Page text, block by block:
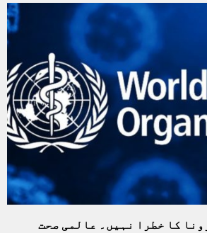
کا خطرا نہیں۔ عالمی صحت